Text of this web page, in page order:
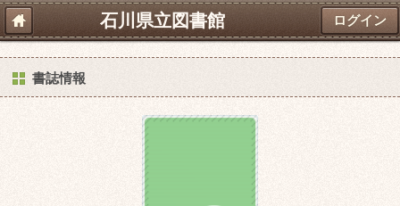
石川県立図書館 ログイン
書誌情報